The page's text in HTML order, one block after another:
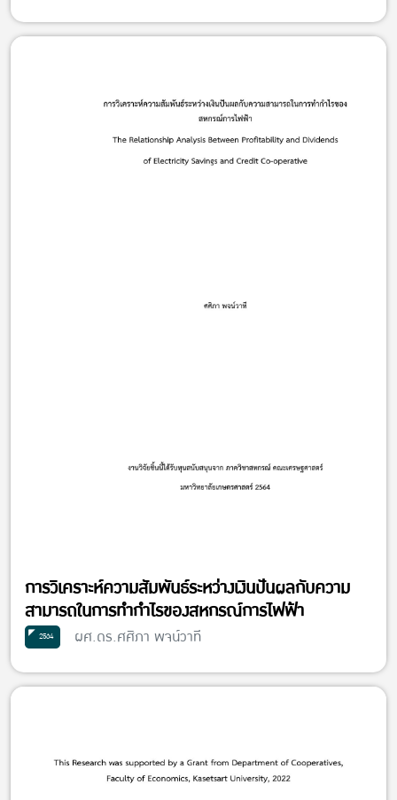
การวิเคราะห์ความสัมพันธ์ระหว่างเงินปันผลกับความ
สามารถในการทำกำไรของสหกรณ์การไฟฟ้า
2564 ผศ.ดร.ศศิภา พจน์วาที